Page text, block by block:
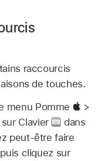
raccourcis
de touches.
menu Pomme
>
sur Clavier
dans
peut-être faire
cliquez sur